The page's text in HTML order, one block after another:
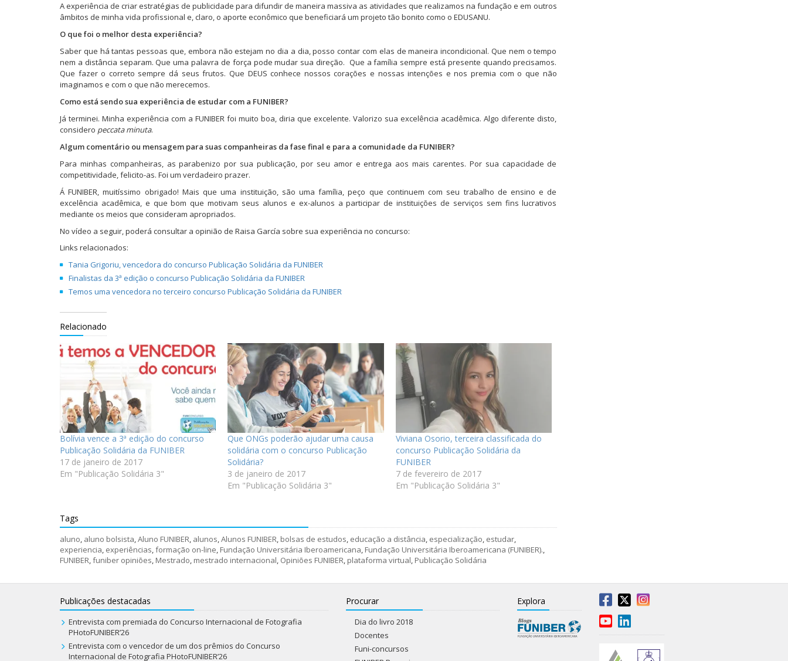
A experiência de criar estratégias de publicidade para difundir de maneira massiva as atividades que realizamos na fundação e em outros
âmbitos de minha vida profissional e, claro, o aporte econômico que beneficiará um projeto tão bonito como o EDUSANU.
O que foi o melhor desta experiência?
Saber que há tantas pessoas que, embora não estejam no dia a dia, posso contar com elas de maneira incondicional. Que nem o tempo
nem a distância separam. Que uma palavra de força pode mudar sua direção. Que a família sempre está presente quando precisamos.
Que fazer o correto sempre dá seus frutos. Que DEUS conhece nossos corações e nossas intenções e nos premia com o que não
imaginamos e com o que não merecemos.
Como está sendo sua experiência de estudar com a FUNIBER?
Já terminei. Minha experiência com a FUNIBER foi muito boa, diria que excelente. Valorizo sua excelência acadêmica. Algo diferente disto,
considero peccata minuta.
Algum comentário ou mensagem para suas companheiras da fase final e para a comunidade da FUNIBER?
Para minhas companheiras, as parabenizo por sua publicação, por seu amor e entrega aos mais carentes. Por sua capacidade de
competitividade, felicito-as. Foi um verdadeiro prazer.
Á FUNIBER, muitíssimo obrigado! Mais que uma instituição, são uma família, peço que continuem com seu trabalho de ensino e de
excelência acadêmica, e que bom que motivam seus alunos e ex-alunos a participar de instituições de serviços sem fins lucrativos
mediante os meios que consideram apropriados.
No vídeo a seguir, poderá consultar a opinião de Raisa García sobre sua experiência no concurso:
Links relacionados:
Tania Grigoriu, vencedora do concurso Publicação Solidária da FUNIBER
Finalistas da 3ª edição o concurso Publicação Solidária da FUNIBER
Temos uma vencedora no terceiro concurso Publicação Solidária da FUNIBER
Relacionado
Bolívia vence a 3ª edição do concurso
Publicação Solidária da FUNIBER
17 de janeiro de 2017
Em "Publicação Solidária 3"
Que ONGs poderão ajudar uma causa
solidária com o concurso Publicação
Solidária?
3 de janeiro de 2017
Em "Publicação Solidária 3"
Viviana Osorio, terceira classificada do
concurso Publicação Solidária da
FUNIBER
7 de fevereiro de 2017
Em "Publicação Solidária 3"
Tags
aluno aluno bolsista Aluno FUNIBER alunos Alunos FUNIBER bolsas de estudos educação a distância especialização estudar
experiencia experiências formação on-line Fundação Universitária Iberoamericana Fundação Universitária Iberoamericana (FUNIBER).
FUNIBER funiber opiniões Mestrado mestrado internacional Opiniões FUNIBER plataforma virtual Publicação Solidária
Publicações destacadas
Entrevista com premiada do Concurso Internacional de Fotografia
PHotoFUNIBER’26
Entrevista com o vencedor de um dos prêmios do Concurso
Internacional de Fotografia PHotoFUNIBER’26
Procurar
Dia do livro 2018
Docentes
Funi-concursos
Explora